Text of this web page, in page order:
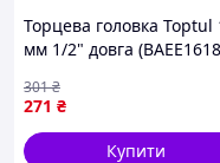
Торцева головка Toptul
мм 1/2" довга
271 ₴
301₴
Купити